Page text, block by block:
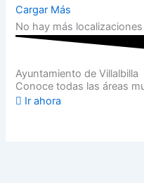
Cargar Más
No hay más
Ayuntamiento de Villalbilla
Conoce todas las áreas
Ir ahora